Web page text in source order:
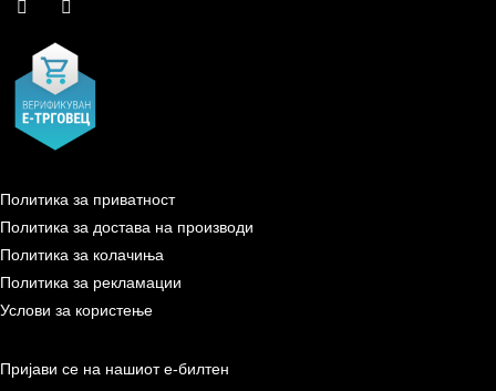
Политика за приватност
Политика за достава на производи
Политика за колачиња
Политика за рекламации
Услови за користење
Пријави се на нашиот е-билтен